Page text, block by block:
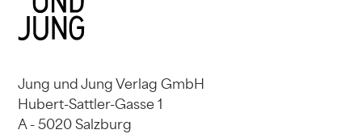
Jung und Jung Verlag GmbH
Hubert-Sattler-Gasse 1
A - 5020 Salzburg